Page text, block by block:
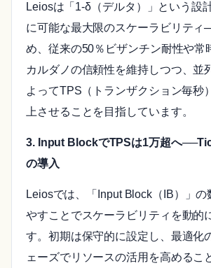
Leiosは「1-δ（デルタ）」という設
に可能な最大限のスケーラビリティ
め、従来の50％ビザンチン耐性や常
カルダノの信頼性を維持しつつ、並
よってTPS（トランザクション毎秒
上させることを目指しています。
3. Input BlockでTPSは1万超へ
の導入
Leiosでは、「Input Block（IB）」
やすことでスケーラビリティを動的
す。初期は保守的に設定し、最適化
ェーズでリソースの活用を高めるこ